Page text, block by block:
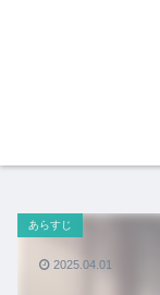
あらすじ
2025.04.01